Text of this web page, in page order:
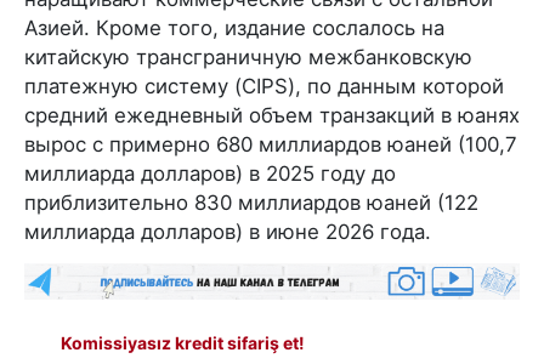
Азией. Кроме того, издание сослалось на
китайскую трансграничную межбанковскую
платежную систему (CIPS), по данным которой
средний ежедневный объем транзакций в юанях
вырос с примерно 680 миллиардов юаней (100,7
миллиарда долларов) в 2025 году до
приблизительно 830 миллиардов юаней (122
миллиарда долларов) в июне 2026 года.
Komissiyasız kredit sifariş et!